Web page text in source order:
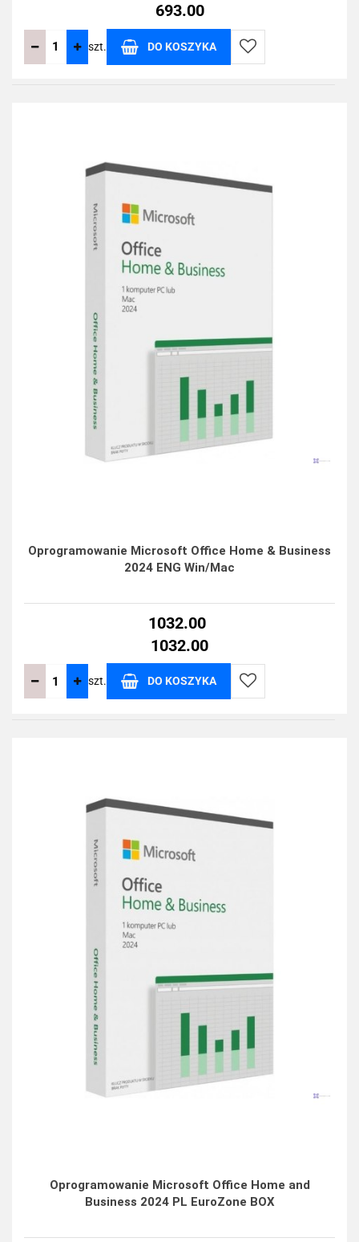
693.00
szt. DO KOSZYKA
Do
Oprogramowanie Microsoft Office Home & Business
2024 ENG Win/Mac
1032.00
1032.00
szt. DO KOSZYKA
Do
Oprogramowanie Microsoft Office Home and
Business 2024 PL EuroZone BOX